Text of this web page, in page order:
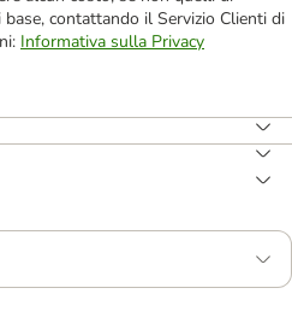
contattando il Servizio Clienti di
Informativa sulla Privacy